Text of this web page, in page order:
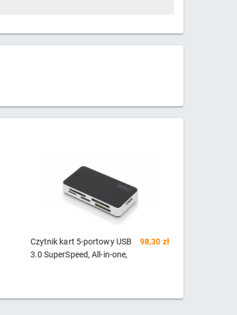
LOGILINK CR0007
LOGILINK Czytnik kart US
22,40 zł